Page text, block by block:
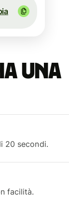
una
20 secondi.
facilità.